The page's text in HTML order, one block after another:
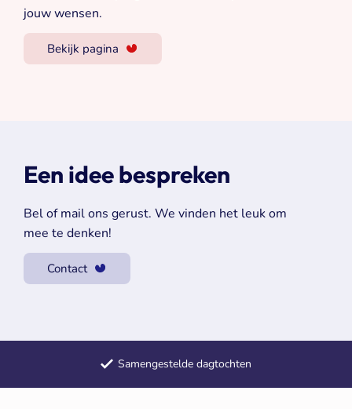
jouw wensen.
Bekijk pagina
Een idee bespreken
Bel of mail ons gerust. We vinden het leuk om
mee te denken!
Contact
Samengestelde dagtochten